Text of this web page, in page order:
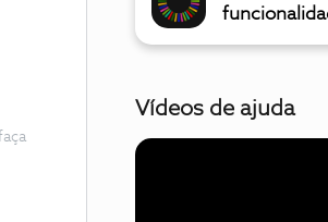
Vídeos de ajuda